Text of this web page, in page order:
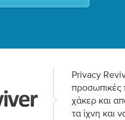
Privacy
προσωπικές
χάκερ και
τα ίχνη και